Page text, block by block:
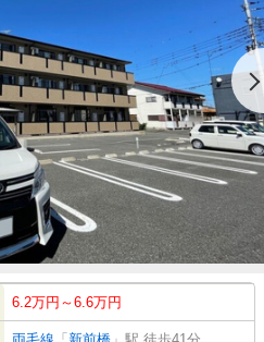
6.2万円～6.6万円